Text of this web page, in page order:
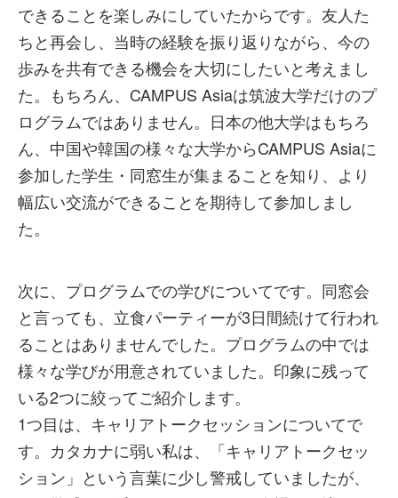
できることを楽しみにしていたからです。友人た
ちと再会し、当時の経験を振り返りながら、今の
歩みを共有できる機会を大切にしたいと考えまし
た。もちろん、CAMPUS Asiaは筑波大学だけのプ
ログラムではありません。日本の他大学はもちろ
ん、中国や韓国の様々な大学からCAMPUS Asiaに
参加した学生・同窓生が集まることを知り、より
幅広い交流ができることを期待して参加しまし
た。
次に、プログラムでの学びについてです。同窓会
と言っても、立食パーティーが3日間続けて行われ
ることはありませんでした。プログラムの中では
様々な学びが用意されていました。印象に残って
いる2つに絞ってご紹介します。
1つ目は、キャリアトークセッションについてで
す。カタカナに弱い私は、「キャリアトークセッ
ション」という言葉に少し警戒していましたが、